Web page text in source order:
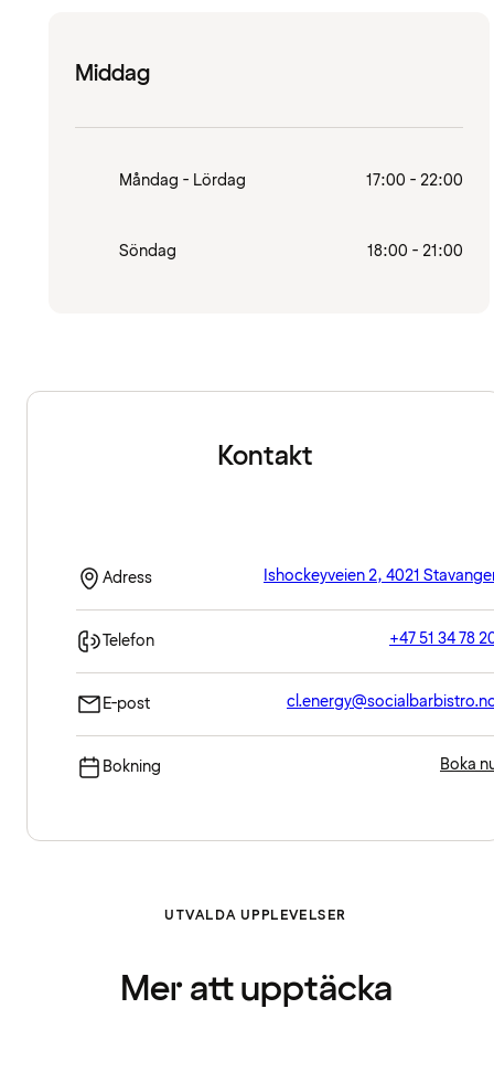
Middag
Måndag - Lördag 17:00 - 22:00
Söndag 18:00 - 21:00
Kontakt
Adress Ishockeyveien 2, 4021
Telefon +47 51 34 78
E-post
Bokning Boka
UTVALDA UPPLEVELSER
Mer att upptäcka